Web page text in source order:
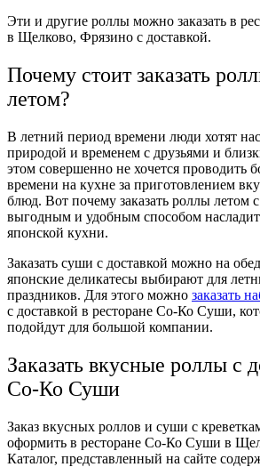
Эти и другие роллы можно заказать в
в Щелково, Фрязино с доставкой.
Почему стоит заказать
летом?
В летний период времени люди хотят
природой и временем с друзьями и
этом совершенно не хочется проводить
времени на кухне за приготовлением
блюд. Вот почему заказать роллы летом с
выгодным и удобным способом
японской кухни.
Заказать суши с доставкой можно на
японские деликатесы выбирают для
праздников. Для этого можно заказать
с доставкой в ресторане Со-Ко Суши,
подойдут для большой компании.
Заказать вкусные роллы с
Со-Ко Суши
Заказ вкусных роллов и суши с
оформить в ресторане Со-Ко Суши в
Каталог, представленный на сайте